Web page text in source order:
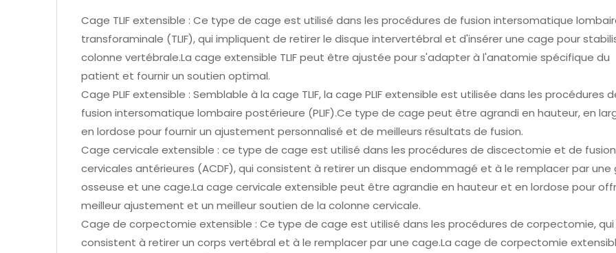
Cage TLIF extensible : Ce type de cage est utilisé dans les procédures de fusion intersomatique
transforaminale (TLIF), qui impliquent de retirer le disque intervertébral et d'insérer une cage pour
colonne vertébrale.La cage extensible TLIF peut être ajustée pour s'adapter à l'anatomie spécifique du
patient et fournir un soutien optimal.
Cage PLIF extensible : Semblable à la cage TLIF, la cage PLIF extensible est utilisée dans les procédures
fusion intersomatique lombaire postérieure (PLIF).Ce type de cage peut être agrandi en hauteur, en
en lordose pour fournir un ajustement personnalisé et de meilleurs résultats de fusion.
Cage cervicale extensible : ce type de cage est utilisé dans les procédures de discectomie et de fusion
cervicales antérieures (ACDF), qui consistent à retirer un disque endommagé et à le remplacer par une
osseuse et une cage.La cage cervicale extensible peut être agrandie en hauteur et en lordose pour
meilleur ajustement et un meilleur soutien de la colonne cervicale.
Cage de corpectomie extensible : Ce type de cage est utilisé dans les procédures de corpectomie, qui
consistent à retirer un corps vertébral et à le remplacer par une cage.La cage de corpectomie